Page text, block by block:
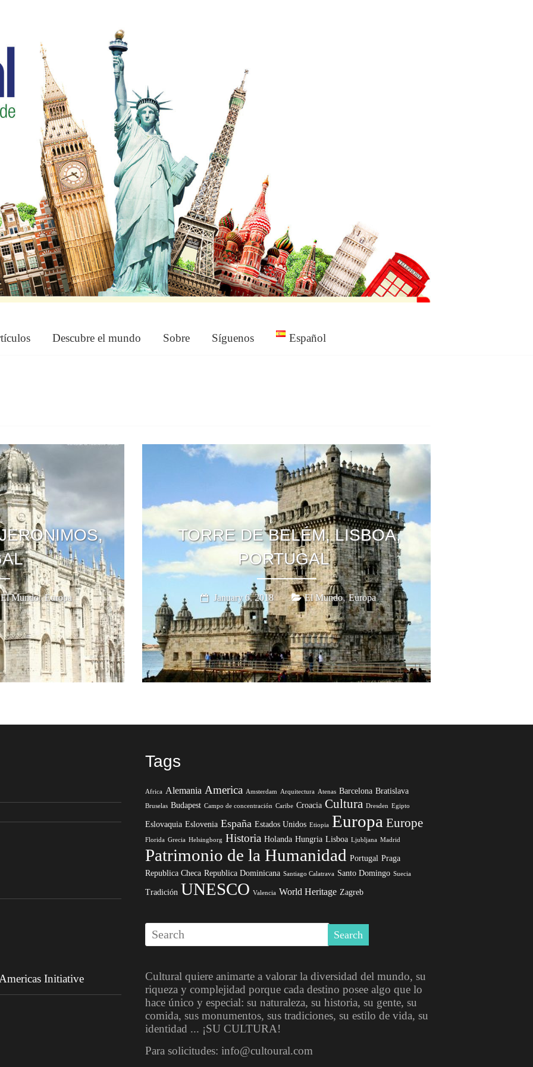
Descubre el mundo Sobre Síguenos Español
El Mundo,Europa
TORRE DE BELÉM, LISBOA,
PORTUGAL
January 6, 2018 El Mundo,Europa
Initiative
Tags
Africa Alemania America Amsterdam Arquitectura Atenas Barcelona Bratislava
Bruselas Budapest Campo de concentración Caribe Croacia Cultura Dresden Egipto
Eslovaquia Eslovenia España Estados Unidos Etiopia Europa Europe
Florida Grecia Helsingborg Historia Holanda Hungria Lisboa Ljubljana Madrid
Patrimonio de la Humanidad Portugal Praga
Republica Checa Republica Dominicana Santiago Calatrava Santo Domingo Suecia
Tradición UNESCO Valencia World Heritage Zagreb
Cultural quiere animarte a valorar la diversidad del mundo, su
riqueza y complejidad porque cada destino posee algo que lo
hace único y especial: su naturaleza, su historia, su gente, su
comida, sus monumentos, sus tradiciones, su estilo de vida, su
identidad ... ¡SU CULTURA!
Para solicitudes: info@cultoural.com